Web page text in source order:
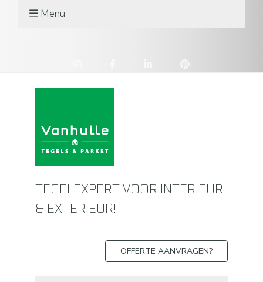
Menu
TEGELEXPERT VOOR INTERIEUR
& EXTERIEUR!
OFFERTE AANVRAGEN?